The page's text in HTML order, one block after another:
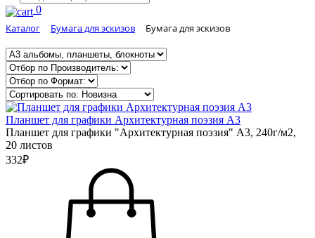
0
Каталог Бумага для эскизов Бумага для эскизов
Планшет для графики Архитектурная поэзия А3
Планшет для графики "Архитектурная поэзия" А3, 240г/м2,
20 листов
332₽